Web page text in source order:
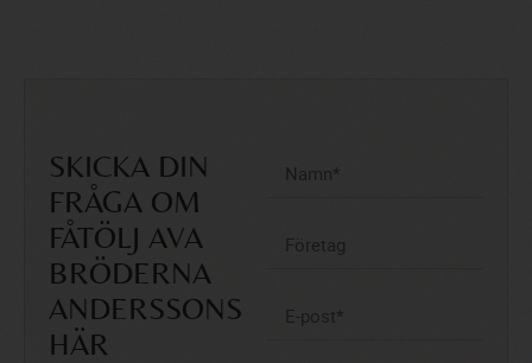
SKICKA DIN
FRÅGA OM
FÅTÖLJ AVA
BRÖDERNA
ANDERSSONS
HÄR